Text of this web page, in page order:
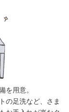
を用意。
の足洗など、さま